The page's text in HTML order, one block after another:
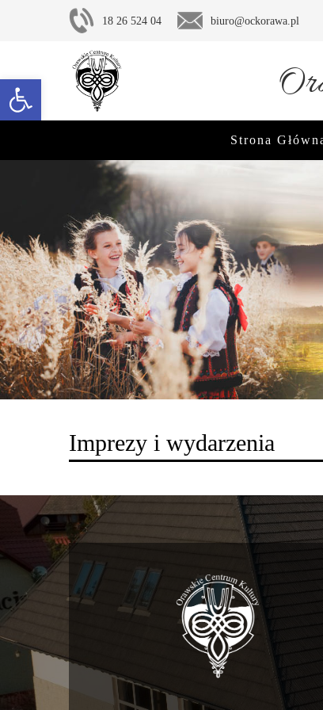
Otwórz pasek narzędzi
18 26 524 04 biuro@ockorawa.pl
Strona
Imprezy i wydarzenia